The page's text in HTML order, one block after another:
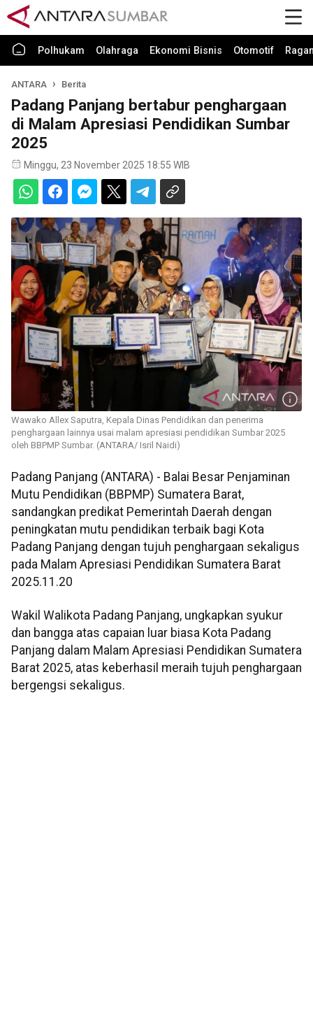
Polhukam Olahraga Ekonomi Bisnis Otomotif
ANTARA Berita
Padang Panjang bertabur penghargaan
di Malam Apresiasi Pendidikan Sumbar
2025
Minggu, 23 November 2025 18:55 WIB
Wawako Allex Saputra, Kepala Dinas Pendidikan dan penerima
penghargaan lainnya usai malam apresiasi pendidikan Sumbar 2025
oleh BBPMP Sumbar. (ANTARA/ Isril Naidi)
Padang Panjang (ANTARA) - Balai Besar Penjaminan
Mutu Pendidikan (BBPMP) Sumatera Barat,
sandangkan predikat Pemerintah Daerah dengan
peningkatan mutu pendidikan terbaik bagi Kota
Padang Panjang dengan tujuh penghargaan sekaligus
pada Malam Apresiasi Pendidikan Sumatera Barat
2025.11.20
Wakil Walikota Padang Panjang, ungkapkan syukur
dan bangga atas capaian luar biasa Kota Padang
Panjang dalam Malam Apresiasi Pendidikan Sumatera
Barat 2025, atas keberhasil meraih tujuh penghargaan
bergengsi sekaligus.